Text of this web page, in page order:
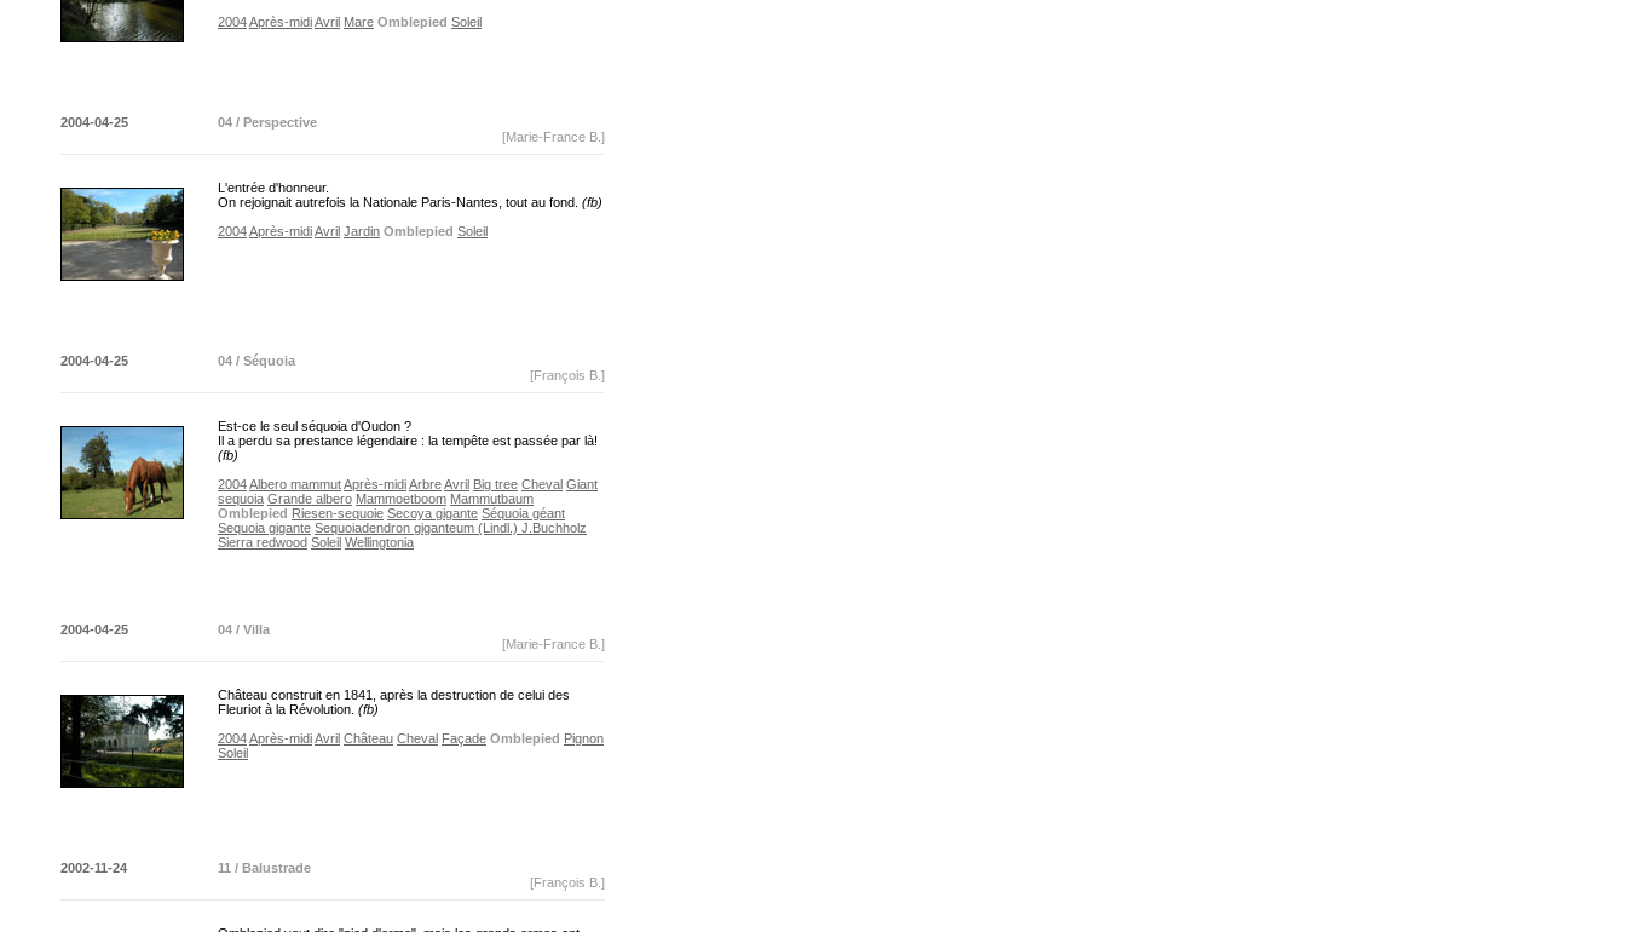
2004Après-midiAvril Mare Omblepied Soleil
2004-04-25
04 / Perspective
[Marie-France B.]
L'entrée d'honneur.
On rejoignait autrefois la Nationale Paris-Nantes, tout au fond. (fb)
2004Après-midiAvril Jardin Omblepied Soleil
2004-04-25
04 / Séquoia
[François B.]
Est-ce le seul séquoia d'Oudon ?
Il a perdu sa prestance légendaire : la tempête est passée par là!
(fb)
2004Albero mammutAprès-midiArbreAvril Big tree Cheval Giant
sequoia Grande albero Mammoetboom Mammutbaum
Omblepied Riesen-sequoie Secoya gigante Séquoia géant
Sequoia gigante Sequoiadendron giganteum (Lindl.) J.Buchholz
Sierra redwood Soleil Wellingtonia
2004-04-25
04 / Villa
[Marie-France B.]
Château construit en 1841, après la destruction de celui des
Fleuriot à la Révolution. (fb)
2004Après-midiAvril Château Cheval Façade Omblepied Pignon
Soleil
2002-11-24
11 / Balustrade
[François B.]